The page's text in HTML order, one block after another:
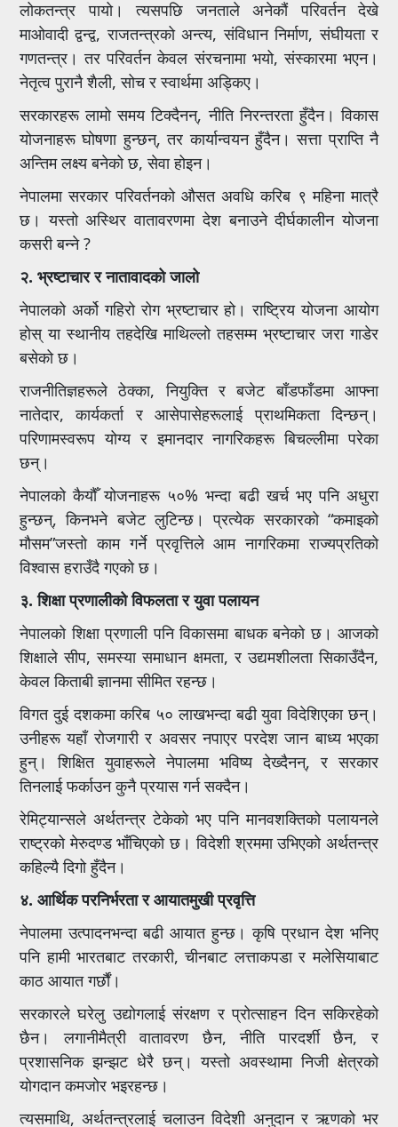
लोकतन्त्र पायो। त्यसपछि जनताले अनेकौं परिवर्तन देखे
माओवादी द्वन्द्व, राजतन्त्रको अन्त्य, संविधान निर्माण, संघीयता र
गणतन्त्र। तर परिवर्तन केवल संरचनामा भयो, संस्कारमा भएन।
नेतृत्व पुरानै शैली, सोच र स्वार्थमा अड्किए।
सरकारहरू लामो समय टिक्दैनन्, नीति निरन्तरता हुँदैन। विकास
योजनाहरू घोषणा हुन्छन्, तर कार्यान्वयन हुँदैन। सत्ता प्राप्ति नै
अन्तिम लक्ष्य बनेको छ, सेवा होइन।
नेपालमा सरकार परिवर्तनको औसत अवधि करिब ९ महिना मात्रै
छ। यस्तो अस्थिर वातावरणमा देश बनाउने दीर्घकालीन योजना
कसरी बन्ने ?
२. भ्रष्टाचार र नातावादको जालो
नेपालको अर्को गहिरो रोग भ्रष्टाचार हो। राष्ट्रिय योजना आयोग
होस् या स्थानीय तहदेखि माथिल्लो तहसम्म भ्रष्टाचार जरा गाडेर
बसेको छ।
राजनीतिज्ञहरूले ठेक्का, नियुक्ति र बजेट बाँडफाँडमा आफ्ना
नातेदार, कार्यकर्ता र आसेपासेहरूलाई प्राथमिकता दिन्छन्।
परिणामस्वरूप योग्य र इमानदार नागरिकहरू बिचल्लीमा परेका
छन्।
नेपालको कैयौँ योजनाहरू ५०% भन्दा बढी खर्च भए पनि अधुरा
हुन्छन्, किनभने बजेट लुटिन्छ। प्रत्येक सरकारको “कमाइको
मौसम”जस्तो काम गर्ने प्रवृत्तिले आम नागरिकमा राज्यप्रतिको
विश्वास हराउँदै गएको छ।
३. शिक्षा प्रणालीको विफलता र युवा पलायन
नेपालको शिक्षा प्रणाली पनि विकासमा बाधक बनेको छ। आजको
शिक्षाले सीप, समस्या समाधान क्षमता, र उद्यमशीलता सिकाउँदैन,
केवल किताबी ज्ञानमा सीमित रहन्छ।
विगत दुई दशकमा करिब ५० लाखभन्दा बढी युवा विदेशिएका छन्।
उनीहरू यहाँ रोजगारी र अवसर नपाएर परदेश जान बाध्य भएका
हुन्। शिक्षित युवाहरूले नेपालमा भविष्य देख्दैनन्, र सरकार
तिनलाई फर्काउन कुनै प्रयास गर्न सक्दैन।
रेमिट्यान्सले अर्थतन्त्र टेकेको भए पनि मानवशक्तिको पलायनले
राष्ट्रको मेरुदण्ड भाँचिएको छ। विदेशी श्रममा उभिएको अर्थतन्त्र
कहिल्यै दिगो हुँदैन।
४. आर्थिक परनिर्भरता र आयातमुखी प्रवृत्ति
नेपालमा उत्पादनभन्दा बढी आयात हुन्छ। कृषि प्रधान देश भनिए
पनि हामी भारतबाट तरकारी, चीनबाट लत्ताकपडा र मलेसियाबाट
काठ आयात गर्छौं।
सरकारले घरेलु उद्योगलाई संरक्षण र प्रोत्साहन दिन सकिरहेको
छैन। लगानीमैत्री वातावरण छैन, नीति पारदर्शी छैन, र
प्रशासनिक झन्झट धेरै छन्। यस्तो अवस्थामा निजी क्षेत्रको
योगदान कमजोर भइरहन्छ।
त्यसमाथि, अर्थतन्त्रलाई चलाउन विदेशी अनुदान र ऋणको भर